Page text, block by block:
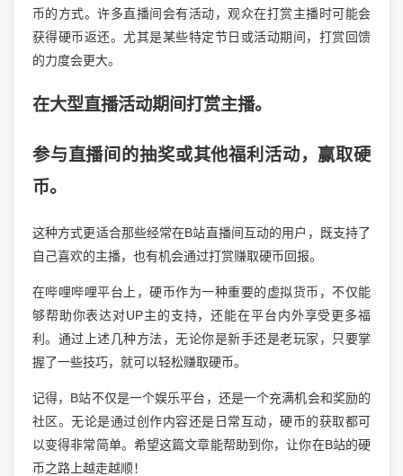
币的方式。许多直播间会有活动，观众在打赏主播时可能会
获得硬币返还。尤其是某些特定节日或活动期间，打赏回馈
的力度会更大。
在大型直播活动期间打赏主播。
参与直播间的抽奖或其他福利活动，赢取硬
币。
这种方式更适合那些经常在B站直播间互动的用户，既支持了
自己喜欢的主播，也有机会通过打赏赚取硬币回报。
在哔哩哔哩平台上，硬币作为一种重要的虚拟货币，不仅能
够帮助你表达对UP主的支持，还能在平台内外享受更多福
利。通过上述几种方法，无论你是新手还是老玩家，只要掌
握了一些技巧，就可以轻松赚取硬币。
记得，B站不仅是一个娱乐平台，还是一个充满机会和奖励的
社区。无论是通过创作内容还是日常互动，硬币的获取都可
以变得非常简单。希望这篇文章能帮助到你，让你在B站的硬
币之路上越走越顺！